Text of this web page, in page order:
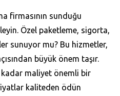
firmasının sunduğu
Özel paketleme, sigorta,
sunuyor mu? Bu hizmetler,
büyük önem taşır.
kadar maliyet önemli bir
kaliteden ödün